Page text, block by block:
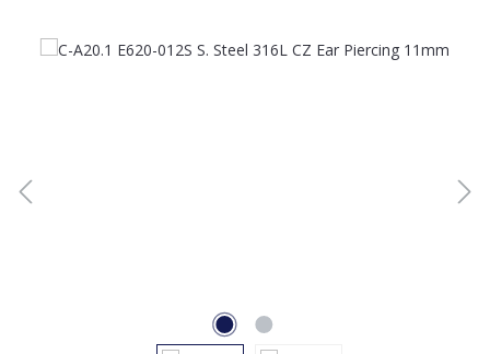
Ignorer la galerie d'images